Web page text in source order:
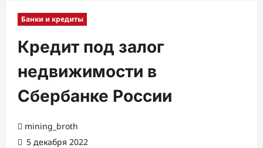
Банки и кредиты
Кредит под залог
недвижимости в
Сбербанке России
mining_broth
5 декабря 2022